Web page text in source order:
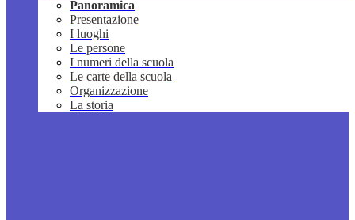
Panoramica
Presentazione
I luoghi
Le persone
I numeri della scuola
Le carte della scuola
Organizzazione
La storia